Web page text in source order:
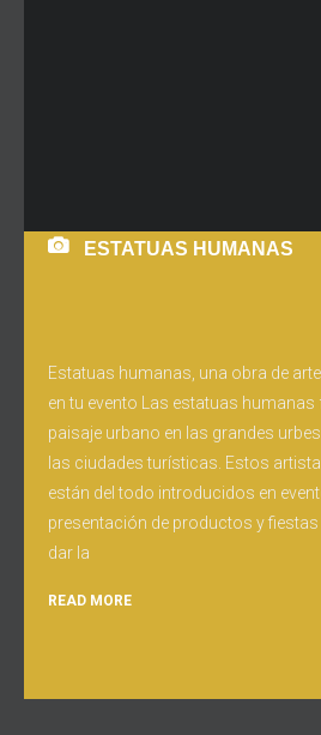
ESTATUAS HUMANAS
Estatuas humanas, una obra de
en tu evento Las estatuas humanas
paisaje urbano en las grandes
las ciudades turísticas. Estos
están del todo introducidos en
presentación de productos y
dar la
READ MORE